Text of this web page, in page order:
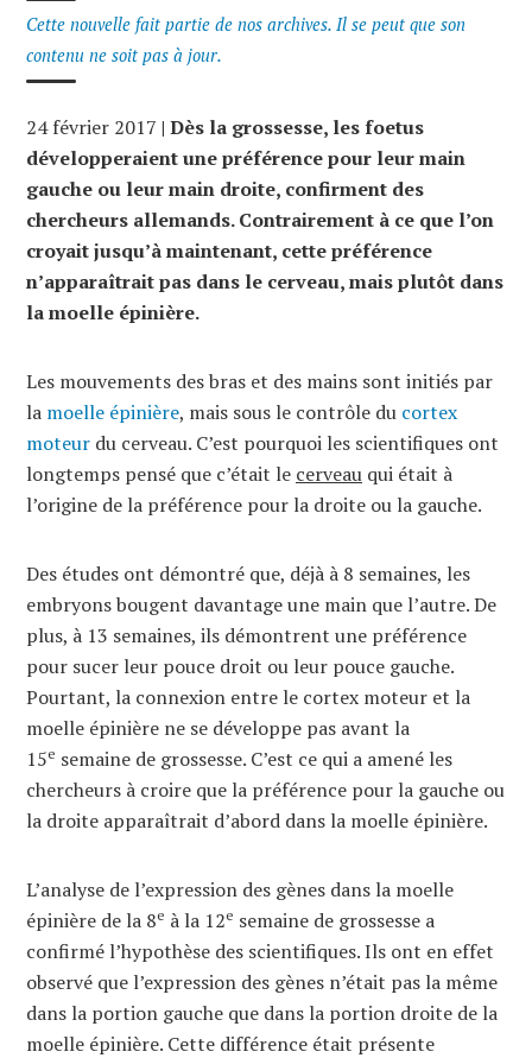
Cette nouvelle fait partie de nos archives. Il se peut que son
contenu ne soit pas à jour.
24 février 2017 | Dès la grossesse, les foetus
développeraient une préférence pour leur main
gauche ou leur main droite, confirment des
chercheurs allemands. Contrairement à ce que l’on
croyait jusqu’à maintenant, cette préférence
n’apparaîtrait pas dans le cerveau, mais plutôt dans
la moelle épinière.
Les mouvements des bras et des mains sont initiés par
la moelle épinière, mais sous le contrôle du cortex
moteur du cerveau. C’est pourquoi les scientifiques ont
longtemps pensé que c’était le cerveau qui était à
l’origine de la préférence pour la droite ou la gauche.
Des études ont démontré que, déjà à 8 semaines, les
embryons bougent davantage une main que l’autre. De
plus, à 13 semaines, ils démontrent une préférence
pour sucer leur pouce droit ou leur pouce gauche.
Pourtant, la connexion entre le cortex moteur et la
moelle épinière ne se développe pas avant la
15e semaine de grossesse. C’est ce qui a amené les
chercheurs à croire que la préférence pour la gauche ou
la droite apparaîtrait d’abord dans la moelle épinière.
L’analyse de l’expression des gènes dans la moelle
épinière de la 8e à la 12e semaine de grossesse a
confirmé l’hypothèse des scientifiques. Ils ont en effet
observé que l’expression des gènes n’était pas la même
dans la portion gauche que dans la portion droite de la
moelle épinière. Cette différence était présente